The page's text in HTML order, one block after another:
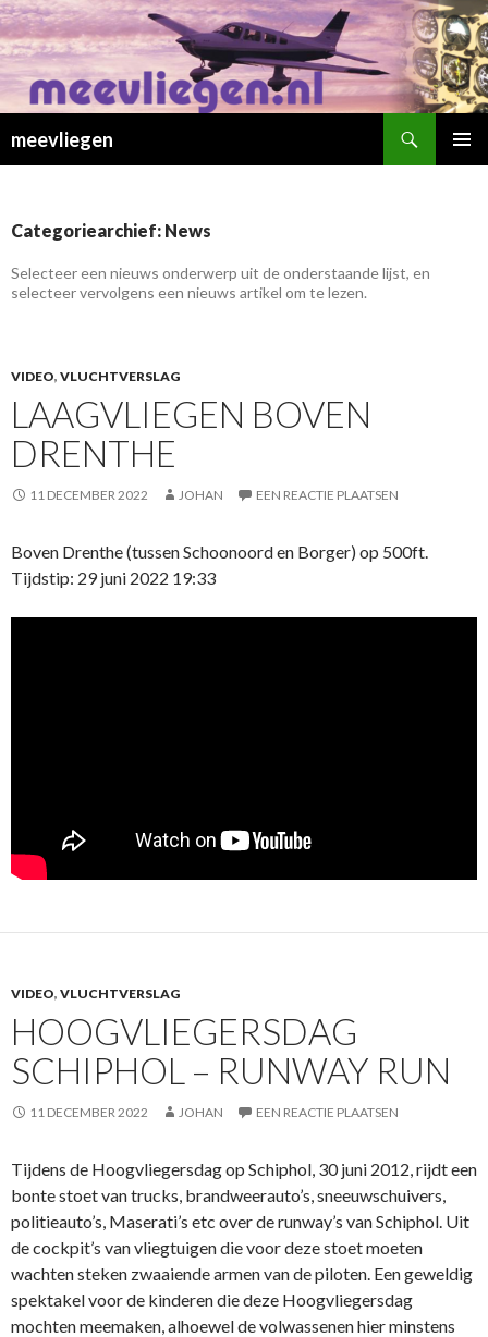
meevliegen
Categoriearchief: News
Selecteer een nieuws onderwerp uit de onderstaande lijst, en
selecteer vervolgens een nieuws artikel om te lezen.
VIDEO, VLUCHTVERSLAG
LAAGVLIEGEN BOVEN
DRENTHE
11 DECEMBER 2022 JOHAN EEN REACTIE PLAATSEN
Boven Drenthe (tussen Schoonoord en Borger) op 500ft.
Tijdstip: 29 juni 2022 19:33
VIDEO, VLUCHTVERSLAG
HOOGVLIEGERSDAG
SCHIPHOL – RUNWAY RUN
11 DECEMBER 2022 JOHAN EEN REACTIE PLAATSEN
Tijdens de Hoogvliegersdag op Schiphol, 30 juni 2012, rijdt een
bonte stoet van trucks, brandweerauto’s, sneeuwschuivers,
politieauto’s, Maserati’s etc over de runway’s van Schiphol. Uit
de cockpit’s van vliegtuigen die voor deze stoet moeten
wachten steken zwaaiende armen van de piloten. Een geweldig
spektakel voor de kinderen die deze Hoogvliegersdag
mochten meemaken, alhoewel de volwassenen hier minstens